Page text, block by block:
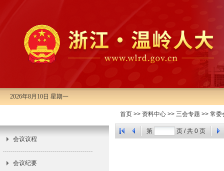
2026年8月10日 星期一
会议议程
会议纪要
首页 >> 资料中心 >> 三会专题 >> 常委
第 页 / 共 0 页